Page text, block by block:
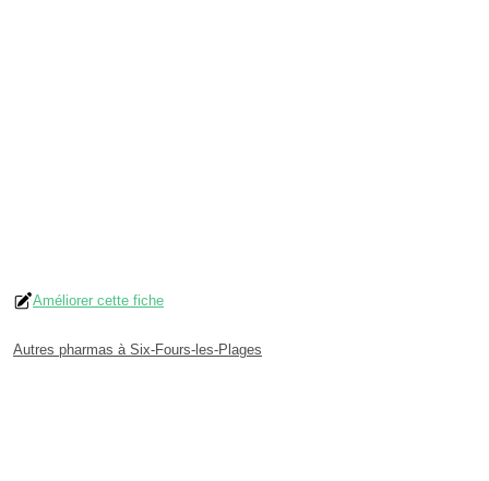
Améliorer cette fiche
Autres pharmas à Six-Fours-les-Plages